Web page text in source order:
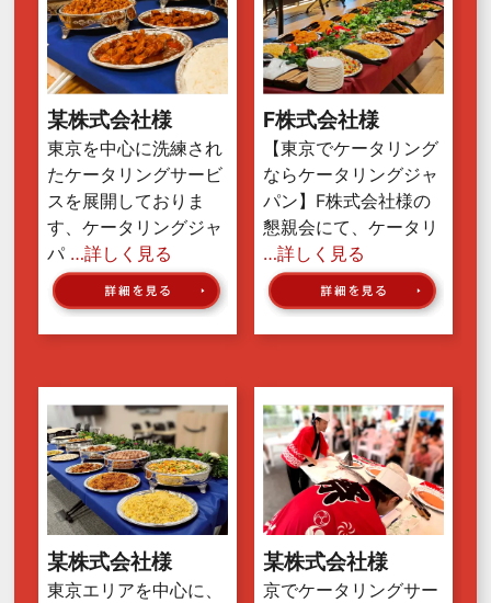
某株式会社様
東京を中心に洗練され
たケータリングサービ
スを展開しておりま
す、ケータリングジャ
パ …詳しく見る
F株式会社様
【東京でケータリング
ならケータリングジャ
パン】F株式会社様の
懇親会にて、ケータリ
…詳しく見る
某株式会社様
東京エリアを中心に、
某株式会社様
京でケータリングサー